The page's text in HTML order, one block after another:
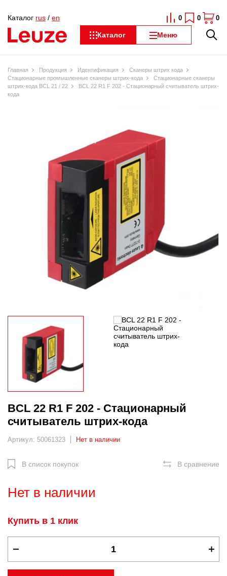
Каталог Меню
Каталог rus / en 0 0 0
Главная Продукция Идентификация
Сканеры штрих кода
Стационарные промышленные сканеры штрих-кода
Стационарные сканеры
штрих-кода BCL 21 / 22
BCL 22 R1 F 202 - Стационарный считыватель штрих-
кода
BCL 22 R1 F 202 - Стационарный
считыватель штрих-кода
Артикул: 50061323 Нет в наличии
В список покупок В сравнение
Нет в наличии
Купить в 1 клик